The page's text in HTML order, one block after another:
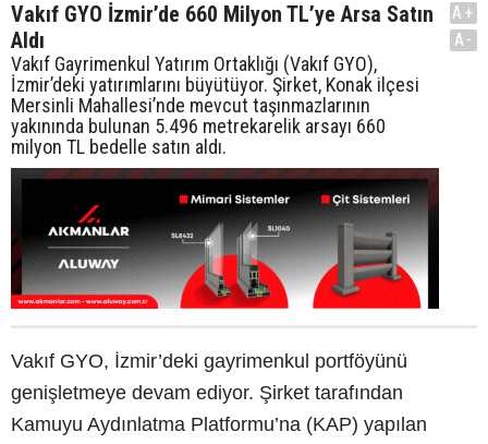
Vakıf GYO İzmir’de 660 Milyon TL’ye Arsa Satın
Aldı
Vakıf Gayrimenkul Yatırım Ortaklığı (Vakıf GYO),
İzmir’deki yatırımlarını büyütüyor. Şirket, Konak ilçesi
Mersinli Mahallesi’nde mevcut taşınmazlarının
yakınında bulunan 5.496 metrekarelik arsayı 660
milyon TL bedelle satın aldı.
A+
A-
Vakıf GYO, İzmir’deki gayrimenkul portföyünü
genişletmeye devam ediyor. Şirket tarafından
Kamuyu Aydınlatma Platformu’na (KAP) yapılan